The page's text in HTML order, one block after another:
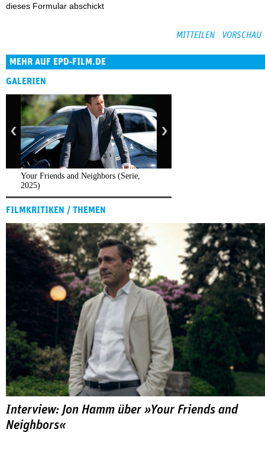
dieses Formular abschickt
MEHR AUF EPD-FILM.DE
GALERIEN
Your Friends and Neighbors (Serie,
2025)
FILMKRITIKEN / THEMEN
Interview: Jon Hamm über »Your Friends and
Neighbors«